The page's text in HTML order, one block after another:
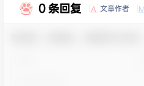
0 条回复 A 文章作者